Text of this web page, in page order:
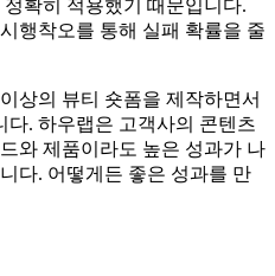
확히 적용했기 때문입니다.
행착오를 통해 실패 확률을 줄
상의 뷰티 숏폼을 제작하면서
. 하우랩은 고객사의 콘텐츠
와 제품이라도 높은 성과가 나
다. 어떻게든 좋은 성과를 만